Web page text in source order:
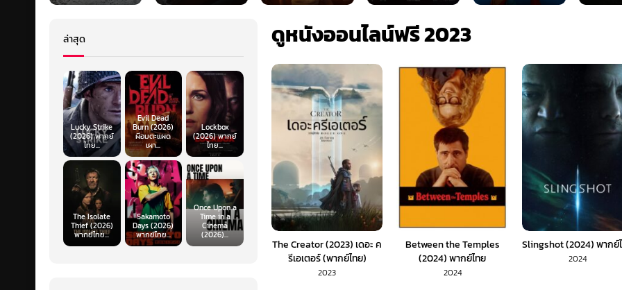
ดูหนังออนไลน์ฟรี 2023
The Creator (2023) เดอะ ค
รีเอเตอร์ (พากย์ไทย)
2023
Between the Temples
(2024) พากย์ไทย
2024
Slingshot (2024) พากย์
2024
ล่าสุด
Lucky Strike
(2026) พากย์
ไทย...
Evil Dead
Burn (2026)
ผีอมตะแผด
เผา...
Lockbox
(2026) พากย์
ไทย...
The Isolate
Thief (2026)
พากย์ไทย...
Sakamoto
Days (2026)
พากย์ไทย...
Once Upon a
Time in a
Cinema
(2026)...